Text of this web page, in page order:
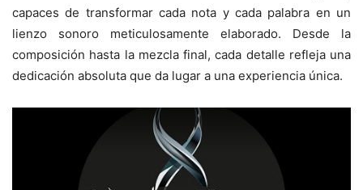
capaces de transformar cada nota y cada palabra en un
lienzo sonoro meticulosamente elaborado. Desde la
composición hasta la mezcla final, cada detalle refleja una
dedicación absoluta que da lugar a una experiencia única.